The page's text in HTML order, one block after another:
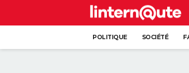
POLITIQUE SOCIÉTÉ